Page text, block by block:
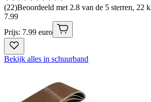
(22)Beoordeeld met 2.8 van de 5 sterren, 22
7.99
Prijs: 7.99 euro
Bekijk alles in schuurband